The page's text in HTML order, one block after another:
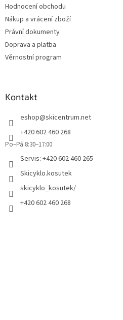
Hodnocení obchodu
Nákup a vrácení zboží
Právní dokumenty
Doprava a platba
Věrnostní program
Kontakt
eshop@skicentrum.net
+420 602 460 268
Po–Pá 8:30–17:00
Servis: +420 602 460 265
Skicyklo.kosutek
skicyklo_kosutek/
+420 602 460 268